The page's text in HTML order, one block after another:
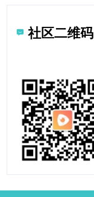
社区二维码